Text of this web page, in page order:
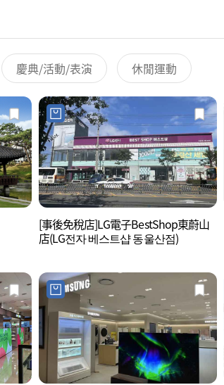
慶典/活動/表演 休閒運動
[事後免稅店]LG電子BestShop東蔚山
店(LG전자 베스트샵 동울산점)